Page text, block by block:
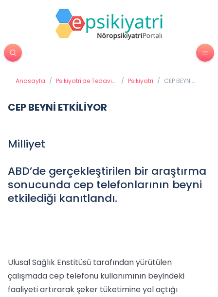
Anasayfa / Psikiyatri'de Tedavi
/ Psikiyatri / CEP BEYNİ
CEP BEYNİ ETKİLİYOR
Milliyet
ABD’de gerçekleştirilen bir araştırma
sonucunda cep telefonlarının beyni
etkilediği kanıtlandı.
Ulusal Sağlık Enstitüsü tarafından yürütülen
çalışmada cep telefonu kullanımının beyindeki
faaliyeti artırarak şeker tüketimine yol açtığı